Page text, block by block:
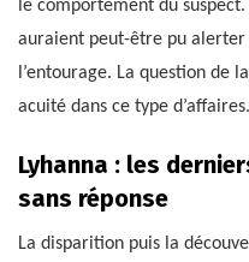
le comportement du
auraient peut-être pu
l’entourage. La question de
acuité dans ce type d’affaires.
Lyhanna : les
sans réponse
La disparition puis la